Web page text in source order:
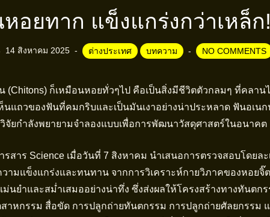
อยทาก แข็งแกร่งกว่าเหล็ก!
14 สิงหาคม 2025 ต่างประเทศ บทความ NO COMMENTS
(Chitons) ก็เหมือนหอยทั่วๆไป คือเป็นสิ่งมีชีวิตตัวกลมๆ ที่คลา
นแถวของฟันที่คมกริบและเป็นมันเงาอย่างน่าประหลาด ฟันอเน
จัยกำลังพยายามจำลองแบบเพื่อการพัฒนาวัสดุศาสตร์ในอนาคต
สาร Science เมื่อวันที่ 7 สิงหาคม นำเสนอการตรวจสอบโดยละ
ามแข็งแกร่งและทนทาน จากการวิเคราะห์กายวิภาคของหอยจิ๊
นยำและสม่ำเสมออย่างน่าทึ่ง ซึ่งส่งผลให้โครงสร้างทางทันตกร
าหกรรม สื่อขัด การปลูกถ่ายทันตกรรม การปลูกถ่ายศัลยกรรม